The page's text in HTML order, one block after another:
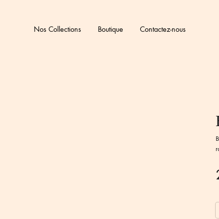
Nos Collections Boutique Contactez-nous